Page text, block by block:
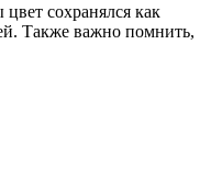
сохранялся как
Также важно помнить,